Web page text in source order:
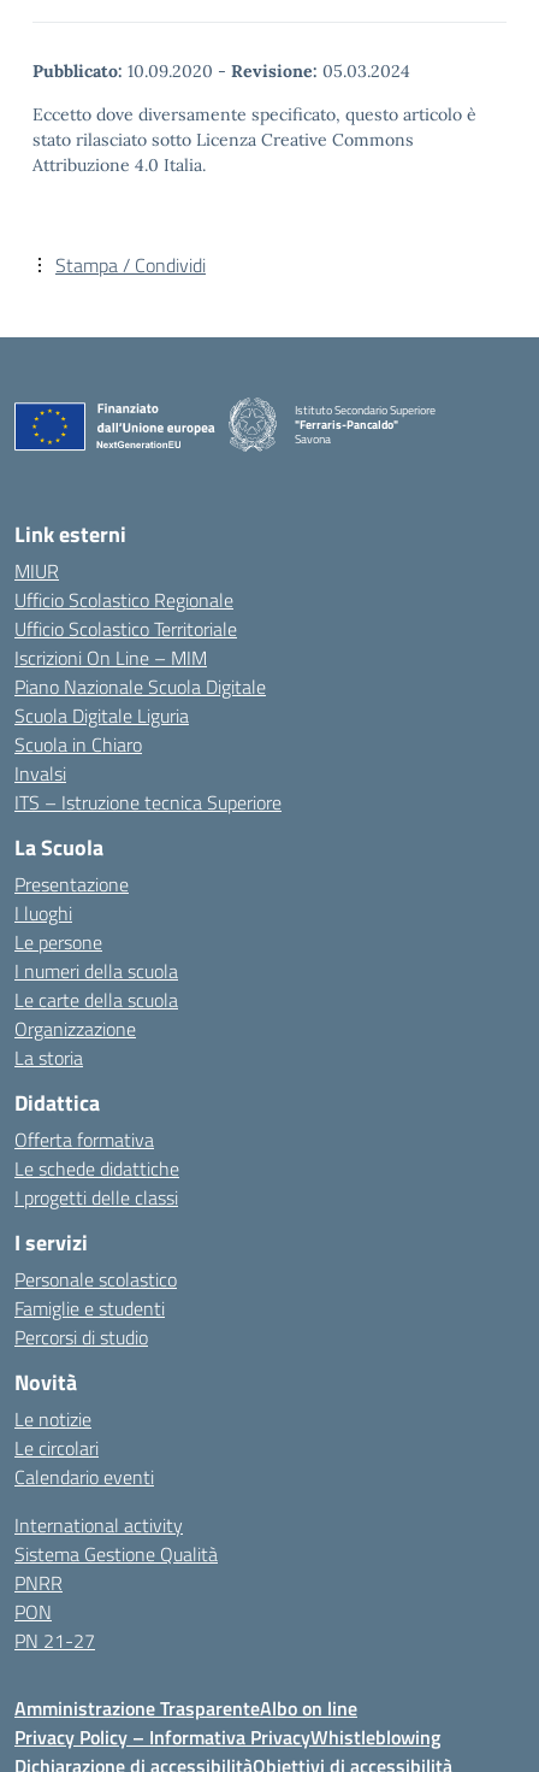
Pubblicato: 10.09.2020 - Revisione: 05.03.2024
Eccetto dove diversamente specificato, questo articolo è
stato rilasciato sotto Licenza Creative Commons
Attribuzione 4.0 Italia.
Stampa / Condividi
Istituto Secondario Superiore
"Ferraris-Pancaldo"
Savona
Link esterni
MIUR
Ufficio Scolastico Regionale
Ufficio Scolastico Territoriale
Iscrizioni On Line – MIM
Piano Nazionale Scuola Digitale
Scuola Digitale Liguria
Scuola in Chiaro
Invalsi
ITS – Istruzione tecnica Superiore
La Scuola
Presentazione
I luoghi
Le persone
I numeri della scuola
Le carte della scuola
Organizzazione
La storia
Didattica
Offerta formativa
Le schede didattiche
I progetti delle classi
I servizi
Personale scolastico
Famiglie e studenti
Percorsi di studio
Novità
Le notizie
Le circolari
Calendario eventi
International activity
Sistema Gestione Qualità
PNRR
PON
PN 21-27
Amministrazione TrasparenteAlbo on line
Privacy Policy – Informativa PrivacyWhistleblowing
Dichiarazione di accessibilitàObiettivi di accessibilità